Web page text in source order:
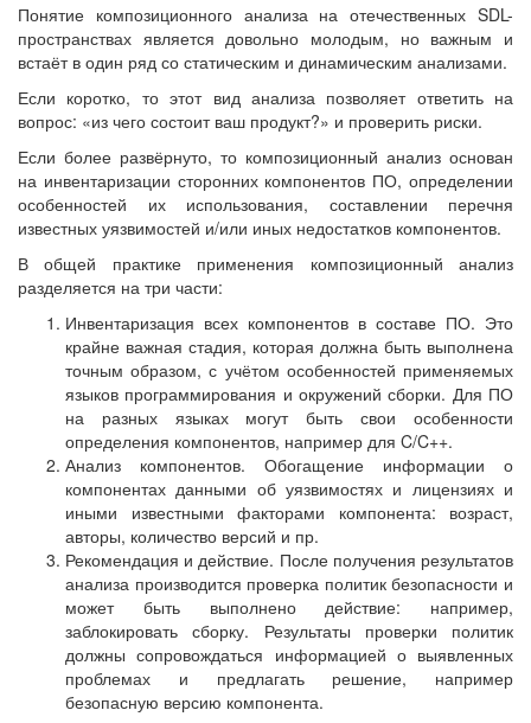
Понятие композиционного анализа на отечественных SDL-
пространствах является довольно молодым, но важным и
встаёт в один ряд со статическим и динамическим анализами.
Если коротко, то этот вид анализа позволяет ответить на
вопрос: «из чего состоит ваш продукт?» и проверить риски.
Если более развёрнуто, то композиционный анализ основан
на инвентаризации сторонних компонентов ПО, определении
особенностей их использования, составлении перечня
известных уязвимостей и/или иных недостатков компонентов.
В общей практике применения композиционный анализ
разделяется на три части:
Инвентаризация всех компонентов в составе ПО. Это
крайне важная стадия, которая должна быть выполнена
точным образом, с учётом особенностей применяемых
языков программирования и окружений сборки. Для ПО
на разных языках могут быть свои особенности
определения компонентов, например для C/C++.
Анализ компонентов. Обогащение информации о
компонентах данными об уязвимостях и лицензиях и
иными известными факторами компонента: возраст,
авторы, количество версий и пр.
Рекомендация и действие. После получения результатов
анализа производится проверка политик безопасности и
может быть выполнено действие: например,
заблокировать сборку. Результаты проверки политик
должны сопровождаться информацией о выявленных
проблемах и предлагать решение, например
безопасную версию компонента.